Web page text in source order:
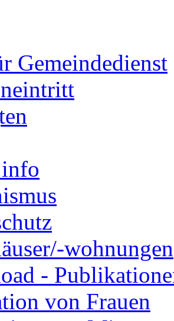
Gemeindedienst
wohnungen
-
von Frauen